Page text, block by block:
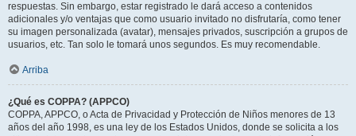
respuestas. Sin embargo, estar registrado le dará acceso a contenidos
adicionales y/o ventajas que como usuario invitado no disfrutaría, como tener
su imagen personalizada (avatar), mensajes privados, suscripción a grupos de
usuarios, etc. Tan solo le tomará unos segundos. Es muy recomendable.
Arriba
¿Qué es COPPA? (APPCO)
COPPA, APPCO, o Acta de Privacidad y Protección de Niños menores de 13
años del año 1998, es una ley de los Estados Unidos, donde se solicita a los